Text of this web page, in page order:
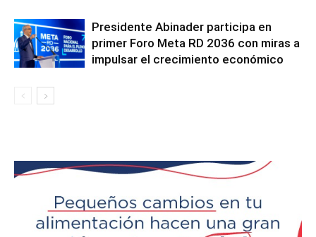
Presidente Abinader participa en
primer Foro Meta RD 2036 con miras a
impulsar el crecimiento económico